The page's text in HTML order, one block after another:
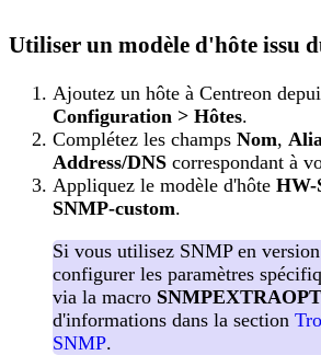
Utiliser un modèle d'hôte issu
Ajoutez un hôte à Centreon
Configuration > Hôtes.
Complétez les champs Nom,
Address/DNS correspondant à
Appliquez le modèle d'hôte HW-
SNMP-custom.
Si vous utilisez SNMP en
configurer les paramètres
via la macro
d'informations dans la section
SNMP.